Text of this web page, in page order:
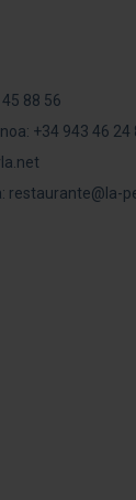
88 56
+34 943 46 24
restaurante@la-